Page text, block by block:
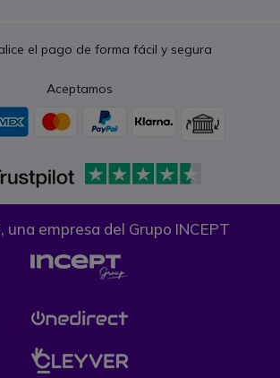
el pago de forma fácil y segura
Aceptamos
una empresa del Grupo INCEPT